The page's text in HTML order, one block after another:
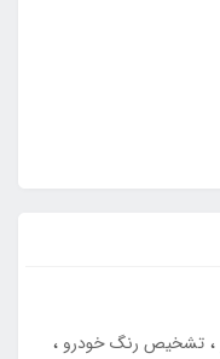
تشخیص رنگ خودرو